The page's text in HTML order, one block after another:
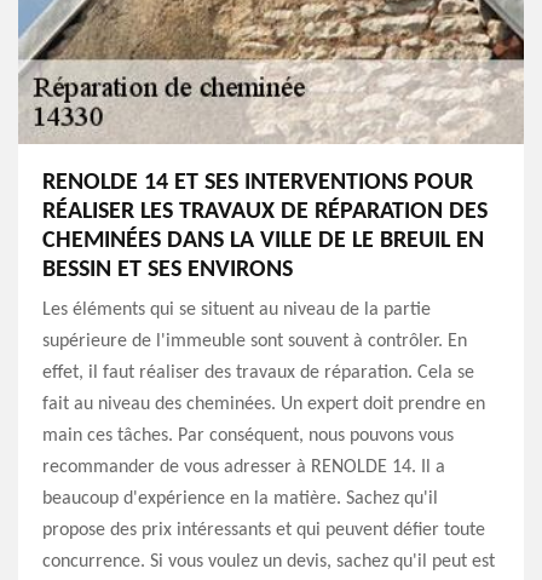
RENOLDE 14 ET SES INTERVENTIONS POUR
RÉALISER LES TRAVAUX DE RÉPARATION DES
CHEMINÉES DANS LA VILLE DE LE BREUIL EN
BESSIN ET SES ENVIRONS
Les éléments qui se situent au niveau de la partie
supérieure de l'immeuble sont souvent à contrôler. En
effet, il faut réaliser des travaux de réparation. Cela se
fait au niveau des cheminées. Un expert doit prendre en
main ces tâches. Par conséquent, nous pouvons vous
recommander de vous adresser à RENOLDE 14. Il a
beaucoup d'expérience en la matière. Sachez qu'il
propose des prix intéressants et qui peuvent défier toute
concurrence. Si vous voulez un devis, sachez qu'il peut est